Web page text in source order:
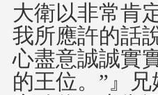
大衛以非常肯
我所應許的話
心盡意誠誠實
的王位。”』